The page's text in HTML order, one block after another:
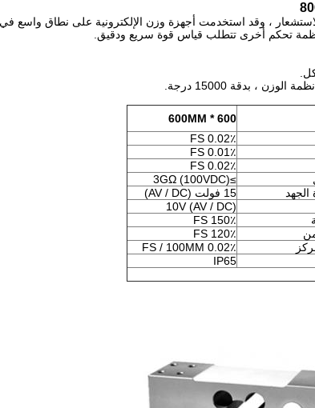
، وقد استخدمت أجهزة وزن الإلكترونية على نطاق واسع
تحكم أخرى تتطلب قياس قوة سريع ودقيق.
600 * 600MM
0.02٪ FS
0.01٪ FS
0.02٪ FS
≥3GΩ (100VDC)
الجهد
15 فولت (AV / DC)
10V (AV / DC)
150٪ FS
120٪ FS
0.02٪ FS / 100MM
IP65